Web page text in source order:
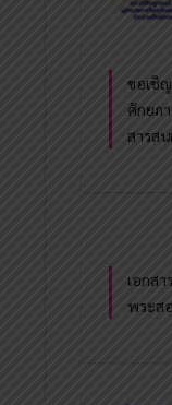
ขอเชิ
ศักยภ
สารส
เอกส
พระส